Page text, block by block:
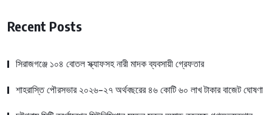
Recent Posts
সিরাজগঞ্জে ১০৪ বোতল স্ক্যাফসহ নারী মাদক ব্যবসায়ী গ্রেফতার
শাহরাস্তি পৌরসভার ২০২৬-২৭ অর্থবছরের ৪৬ কোটি ৬০ লাখ টাকার বাজেট ঘোষণা